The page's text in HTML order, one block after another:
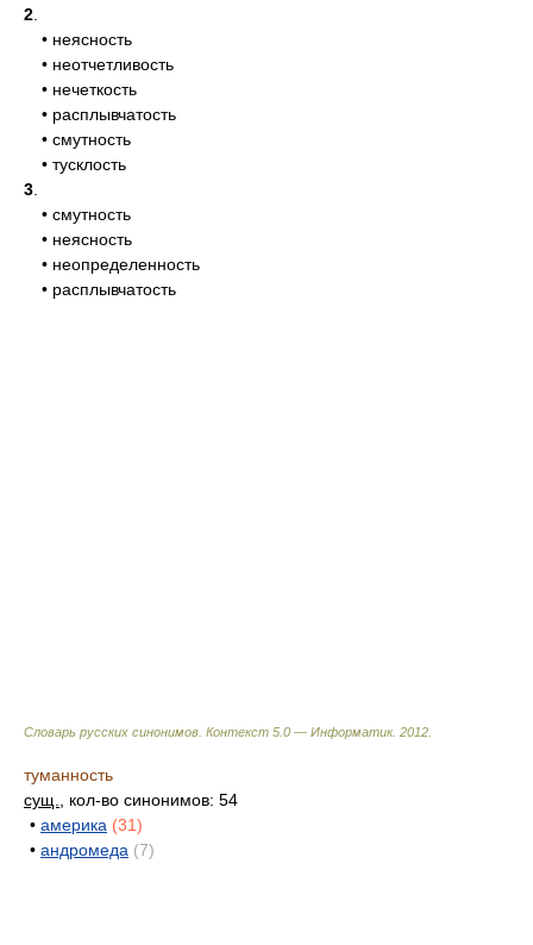
2
• неясность
• неотчетливость
• нечеткость
• расплывчатость
• смутность
• тусклость
3
• смутность
• неясность
• неопределенность
• расплывчатость
Словарь русских синонимов. Контекст 5.0 — Информатик. 2012
туманность
сущ.
, кол-во синонимов: 54
• америка (31)
• андромеда (7)